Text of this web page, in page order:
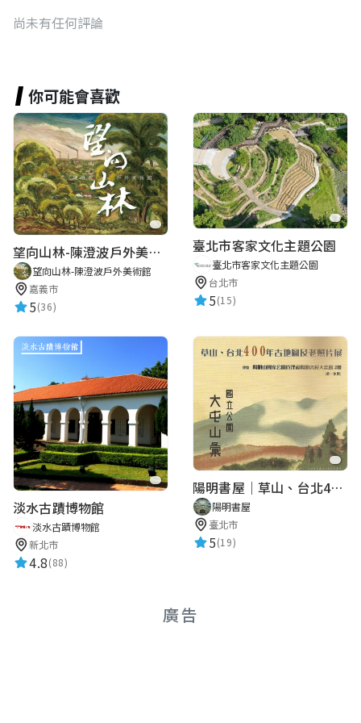
尚未有任何評論
你可能會喜歡
望向山林-陳澄波戶外美術館
望向山林-陳澄波戶外美術館
嘉義市
5(36)
臺北市客家文化主題公園
臺北市客家文化主題公園
台北市
5(15)
淡水古蹟博物館
淡水古蹟博物館
新北市
4.8(88)
陽明書屋｜草山、台北400年古地圖老照片展｜智慧導覽
陽明書屋
臺北市
5(19)
廣告